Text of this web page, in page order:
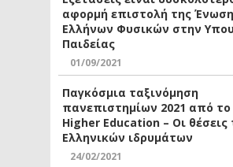
αφορμή επιστολή της
Ελλήνων Φυσικών στην
Παιδείας
01/09/2021
Παγκόσμια ταξινόμηση
πανεπιστημίων 2021 από
Higher Education – Οι θέσεις
Ελληνικών ιδρυμάτων
24/02/2021